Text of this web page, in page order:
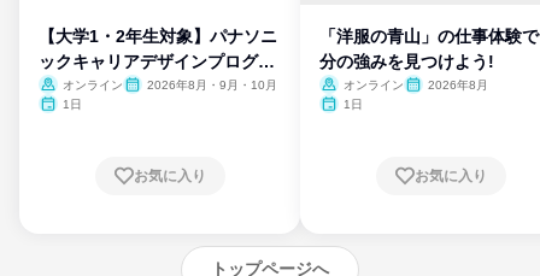
【大学1・2年生対象】パナソニ
ックキャリアデザインプログラ
ム
オンライン
2026年8月・9月・10月
1日
お気に入り
「洋服の青山」の仕事体験
分の強みを見つけよう!
オンライン
2026年8月
1日
お気に入り
トップページへ